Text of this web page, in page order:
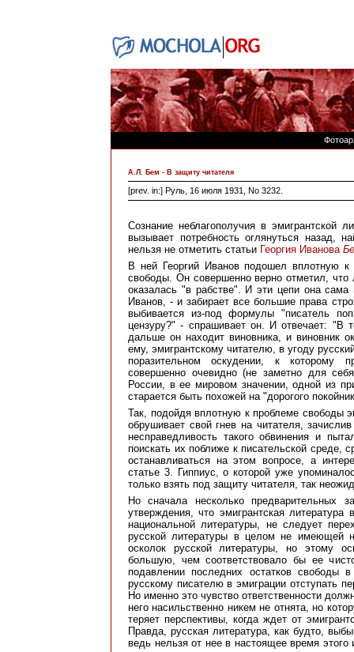
А.Л. Бем - В защиту читателя
[prev. in:] Руль, 16 июля 1931, No 3232.
Сознание неблагополучия в эмигрантской
вызывает потребность оглянуться назад,
нельзя не отметить статьи Георгия Иванова
В ней Георгий Иванов подошел вплотную к
свободы. Он совершенно верно отметил,
оказалась "в рабстве". И эти цепи она
Иванов, - и забирает все большие права
выбивается из-под формулы "писатель
цензуру?" - спрашивает он. И отвечает: "В
дальше он находит виновника, и виновник
ему, эмигрантскому читателю, в угоду
поразительном оскудении, к которому
совершенно очевидно (не заметно для
России, в ее мировом значении, одной из
старается быть похожей на "дорогого
Так, подойдя вплотную к проблеме свободы
обрушивает свой гнев на читателя,
несправедливость такого обвинения и
поискать их поближе к писательской среде,
останавливаться на этом вопросе, а
статье 3. Гиппиус, о которой уже
только взять под защиту читателя, так
Но сначала несколько предварительных
утверждения, что эмигрантская
национальной литературы, не следует
русской литературы в целом не имеющей
осколок русской литературы, но этому
большую, чем соответствовало бы ее
подавлении последних остатков
русскому писателю в эмиграции отступать
Но именно это чувство ответственности
него насильственно никем не отнята, но
теряет перспективы, когда ждет от
Правда, русская литература, как будто,
ведь нельзя от нее в настоящее время